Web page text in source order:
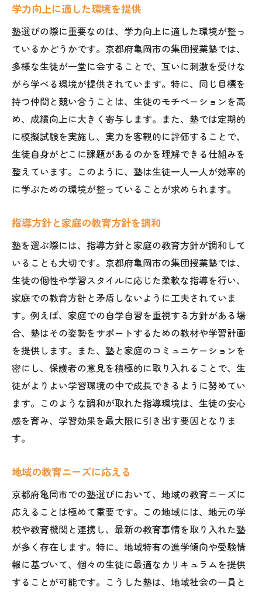
学力向上に適した環境を提供
塾選びの際に重要なのは、学力向上に適した環境が整っ
ているかどうかです。京都府亀岡市の集団授業塾では、
多様な生徒が一堂に会することで、互いに刺激を受けな
がら学べる環境が提供されています。特に、同じ目標を
持つ仲間と競い合うことは、生徒のモチベーションを高
め、成績向上に大きく寄与します。また、塾では定期的
に模擬試験を実施し、実力を客観的に評価することで、
生徒自身がどこに課題があるのかを理解できる仕組みを
整えています。このように、塾は生徒一人一人が効率的
に学ぶための環境が整っていることが求められます。
指導方針と家庭の教育方針を調和
塾を選ぶ際には、指導方針と家庭の教育方針が調和して
いることも大切です。京都府亀岡市の集団授業塾では、
生徒の個性や学習スタイルに応じた柔軟な指導を行い、
家庭での教育方針と矛盾しないように工夫されていま
す。例えば、家庭での自学自習を重視する方針がある場
合、塾はその姿勢をサポートするための教材や学習計画
を提供します。また、塾と家庭のコミュニケーションを
密にし、保護者の意見を積極的に取り入れることで、生
徒がよりよい学習環境の中で成長できるように努めてい
ます。このような調和が取れた指導環境は、生徒の安心
感を育み、学習効果を最大限に引き出す要因となりま
す。
地域の教育ニーズに応える
京都府亀岡市での塾選びにおいて、地域の教育ニーズに
応えることは極めて重要です。この地域には、地元の学
校や教育機関と連携し、最新の教育事情を取り入れた塾
が多く存在します。特に、地域特有の進学傾向や受験情
報に基づいて、個々の生徒に最適なカリキュラムを提供
することが可能です。こうした塾は、地域社会の一員と